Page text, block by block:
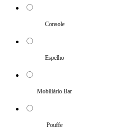
Console
Espelho
Mobiliário Bar
Pouffe